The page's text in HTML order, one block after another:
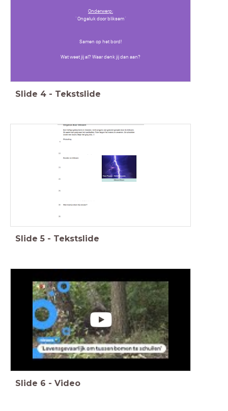
Onderwerp:
´Ongeluk door bliksem´
Samen op het bord!
Wat weet jij al? Waar denk jij dan aan?
Slide 4 - Tekstslide
Slide 5 - Tekstslide
Slide 6 - Video